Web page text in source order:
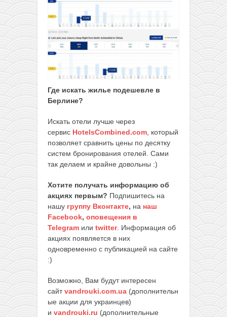
Где искать жилье подешевле в
Берлине?
Искать отели лучше через
сервис HotelsCombined.com , который
позволяет сравнить цены по десятку
систем бронирования отелей. Сами
так делаем и крайне довольны :)
Хотите получать информацию об
акциях первым? Подпишитесь на
нашу группу Вконтакте, на наш
Facebook, оповещения в
Telegram или twitter. Информация об
акциях появляется в них
одновременно с публикацией на сайте
:)
Возможно, Вам будут интересен
сайтvandrouki.com.ua (дополнительн
ые акции для украинцев)
и vandrouki.ru (дополнительные